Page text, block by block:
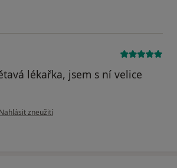
lékařka, jsem s ní velice
podle názoru uživatele Jarča Š.
Nahlásit zneužití